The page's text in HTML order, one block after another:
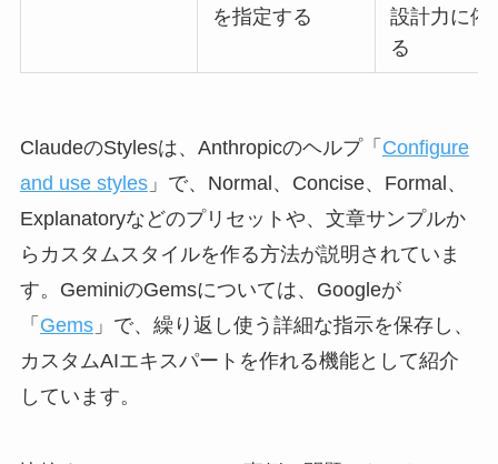
を指定する
設計力に依
る
ClaudeのStylesは、Anthropicのヘルプ「 Configure
and use styles」で、Normal、Concise、Formal、
Explanatoryなどのプリセットや、文章サンプルか
らカスタムスタイルを作る方法が説明されていま
す。GeminiのGemsについては、Googleが
「 Gems」で、繰り返し使う詳細な指示を保存し、
カスタムAIエキスパートを作れる機能として紹介
しています。